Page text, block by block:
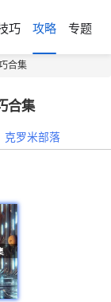
巧 攻略 专题
合集
合集
克罗米部落